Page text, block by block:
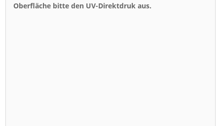
Oberfläche bitte den UV-Direktdruk aus.